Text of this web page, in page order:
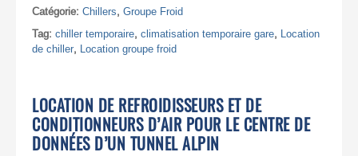
Catégorie: Chillers, Groupe Froid
Tag: chiller temporaire, climatisation temporaire gare, Location
de chiller, Location groupe froid
LOCATION DE REFROIDISSEURS ET DE
CONDITIONNEURS D’AIR POUR LE CENTRE DE
DONNÉES D’UN TUNNEL ALPIN